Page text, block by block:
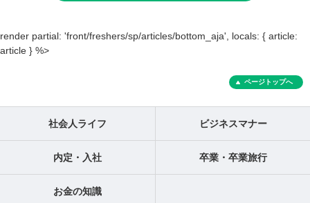
render partial: 'front/freshers/sp/articles/bottom_aja', locals: { article:
article } %>
ページトップへ
社会人ライフ ビジネスマナー
内定・入社 卒業・卒業旅行
お金の知識